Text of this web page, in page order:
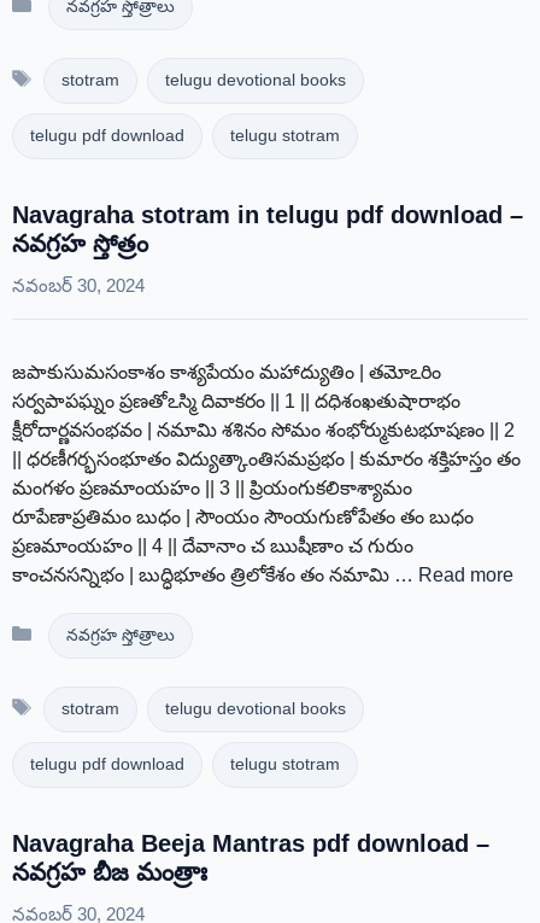
నవగ్రహ స్తోత్రాలు
Tagsstotram telugu devotional books
telugu pdf download telugu stotram
Navagraha stotram in telugu pdf download –
నవగ్రహ స్తోత్రం
నవంబర్ 30, 2024
జపాకుసుమసంకాశం కాశ్యపేయం మహాద్యుతిం | తమోఽరిం
సర్వపాపఘ్నం ప్రణతోఽస్మి దివాకరం || 1 || దధిశంఖతుషారాభం
క్షీరోదార్ణవసంభవం | నమామి శశినం సోమం శంభోర్ముకుటభూషణం || 2
|| ధరణీగర్భసంభూతం విద్యుత్కాంతిసమప్రభం | కుమారం శక్తిహస్తం తం
మంగళం ప్రణమాంయహం || 3 || ప్రియంగుకలికాశ్యామం
రూపేణాప్రతిమం బుధం | సౌంయం సౌంయగుణోపేతం తం బుధం
ప్రణమాంయహం || 4 || దేవానాం చ ఋషీణాం చ గురుం
కాంచనసన్నిభం | బుద్ధిభూతం త్రిలోకేశం తం నమామి … Read more
Categories
నవగ్రహ స్తోత్రాలు
Tagsstotram telugu devotional books
telugu pdf download telugu stotram
Navagraha Beeja Mantras pdf download –
నవగ్రహ బీజ మంత్రాః
నవంబర్ 30, 2024